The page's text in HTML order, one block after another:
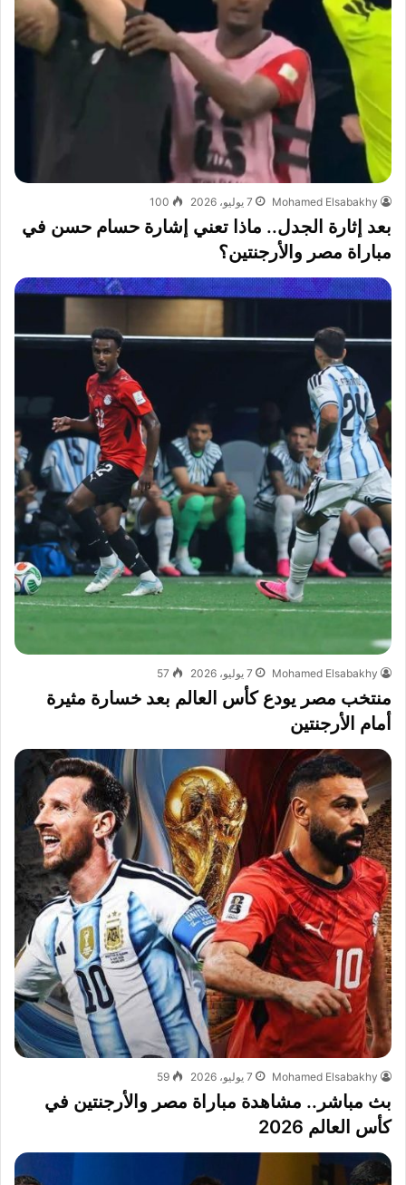
Mohamed Elsabakhy 7 يوليو، 2026 100
بعد إثارة الجدل.. ماذا تعني إشارة حسام حسن في
مباراة مصر والأرجنتين؟
Mohamed Elsabakhy 7 يوليو، 2026 57
منتخب مصر يودع كأس العالم بعد خسارة مثيرة
أمام الأرجنتين
Mohamed Elsabakhy 7 يوليو، 2026 59
بث مباشر.. مشاهدة مباراة مصر والأرجنتين في
كأس العالم 2026